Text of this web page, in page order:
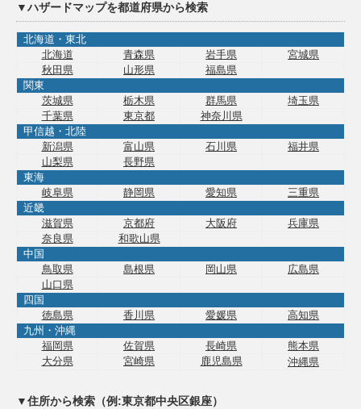
▼ハザードマップを都道府県から検索
北海道・東北
北海道
青森県 岩手県
宮城県
秋田県
山形県
福島県
関東
茨城県
栃木県 群馬県
埼玉県
千葉県
東京都
神奈川県
甲信越・北陸
新潟県
富山県 石川県
福井県
山梨県
長野県
東海
岐阜県
静岡県 愛知県
三重県
近畿
滋賀県
京都府 大阪府
兵庫県
奈良県
和歌山県
中国
鳥取県
島根県 岡山県
広島県
山口県
四国
徳島県
香川県 愛媛県
高知県
九州・沖縄
福岡県
佐賀県 長崎県
熊本県
大分県
宮崎県 鹿児島県 沖縄県
▼住所から検索（例:東京都中央区銀座）